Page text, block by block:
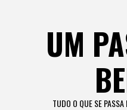
UM
TUDO O QUE SE